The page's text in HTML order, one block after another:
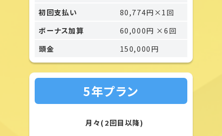
初回支払い
80,774円×1回
ボーナス加算
60,000円 ×6回
頭金
150,000円
5年プラン
月々(2回目以降)